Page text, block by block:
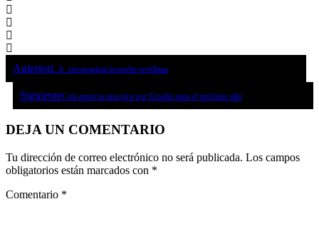
AnteriorL.A. reconquista la noche sevillana
SiguienteCoti anuncia una gira por España para el próximo año
DEJA UN COMENTARIO
Tu dirección de correo electrónico no será publicada. Los campos
obligatorios están marcados con *
Comentario *